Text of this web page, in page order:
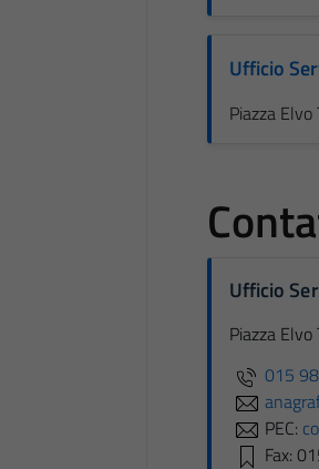
Ufficio
Piazza Elvo
Ufficio
Piazza Elvo
015
PEC:
Fax: